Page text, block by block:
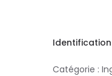
Catégorie :